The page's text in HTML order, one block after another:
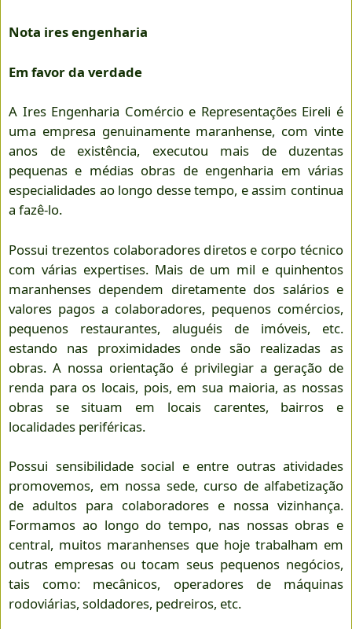
Nota ires engenharia
Em favor da verdade
A Ires Engenharia Comércio e Representações Eireli é
uma empresa genuinamente maranhense, com vinte
anos de existência, executou mais de duzentas
pequenas e médias obras de engenharia em várias
especialidades ao longo desse tempo, e assim continua
a fazê-lo.
Possui trezentos colaboradores diretos e corpo técnico
com várias expertises. Mais de um mil e quinhentos
maranhenses dependem diretamente dos salários e
valores pagos a colaboradores, pequenos comércios,
pequenos restaurantes, aluguéis de imóveis, etc.
estando nas proximidades onde são realizadas as
obras. A nossa orientação é privilegiar a geração de
renda para os locais, pois, em sua maioria, as nossas
obras se situam em locais carentes, bairros e
localidades periféricas.
Possui sensibilidade social e entre outras atividades
promovemos, em nossa sede, curso de alfabetização
de adultos para colaboradores e nossa vizinhança.
Formamos ao longo do tempo, nas nossas obras e
central, muitos maranhenses que hoje trabalham em
outras empresas ou tocam seus pequenos negócios,
tais como: mecânicos, operadores de máquinas
rodoviárias, soldadores, pedreiros, etc.